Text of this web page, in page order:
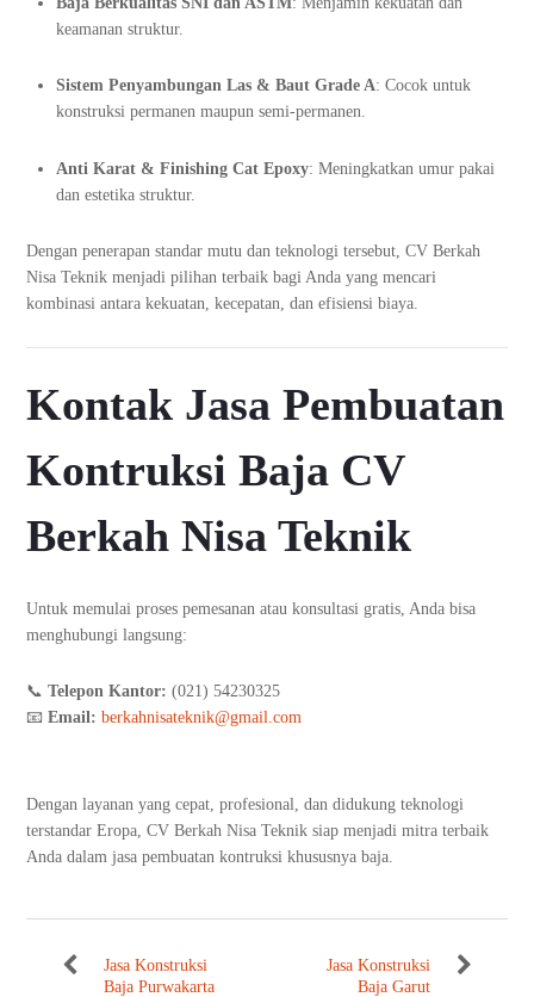
keamanan struktur.
Sistem Penyambungan Las & Baut Grade A: Cocok untuk
konstruksi permanen maupun semi-permanen.
Anti Karat & Finishing Cat Epoxy: Meningkatkan umur pakai
dan estetika struktur.
Dengan penerapan standar mutu dan teknologi tersebut, CV Berkah
Nisa Teknik menjadi pilihan terbaik bagi Anda yang mencari
kombinasi antara kekuatan, kecepatan, dan efisiensi biaya.
Kontak Jasa Pembuatan
Kontruksi Baja CV
Berkah Nisa Teknik
Untuk memulai proses pemesanan atau konsultasi gratis, Anda bisa
menghubungi langsung:
📞Telepon Kantor: (021) 54230325
📧Email: berkahnisateknik@gmail.com
Dengan layanan yang cepat, profesional, dan didukung teknologi
terstandar Eropa, CV Berkah Nisa Teknik siap menjadi mitra terbaik
Anda dalam jasa pembuatan kontruksi khususnya baja.
Jasa Konstruksi
Baja Purwakarta
Jasa Konstruksi
Baja Garut